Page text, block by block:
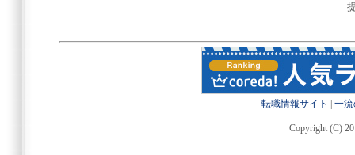
転職情報サイト 一
Copyright (C)